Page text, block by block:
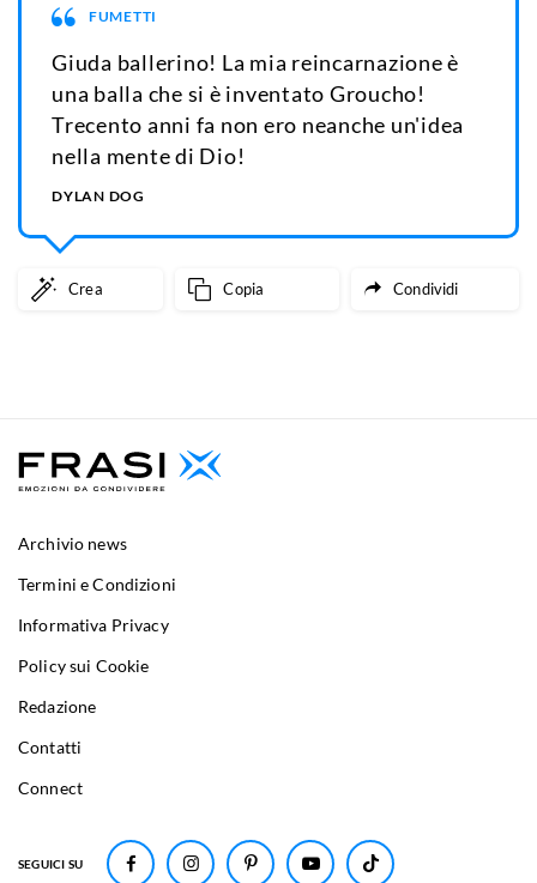
FUMETTI
Giuda ballerino! La mia reincarnazione è
una balla che si è inventato Groucho!
Trecento anni fa non ero neanche un'idea
nella mente di Dio!
DYLAN DOG
Crea Copia Condividi
SEGUICI SU
Archivio news
Termini e Condizioni
Informativa Privacy
Policy sui Cookie
Redazione
Contatti
Connect